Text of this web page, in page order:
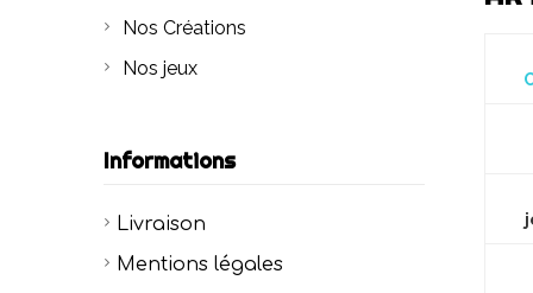
Nos Créations
Nos jeux
Informations
Livraison
Mentions légales